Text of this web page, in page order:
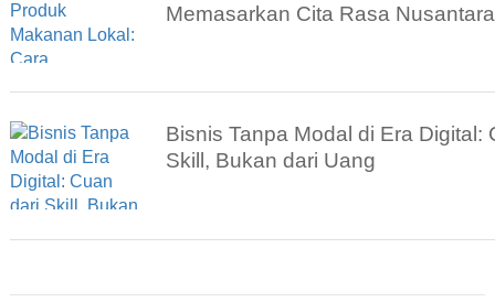
Memasarkan Cita Rasa Nusantara
Bisnis Tanpa Modal di Era Digital:
Skill, Bukan dari Uang